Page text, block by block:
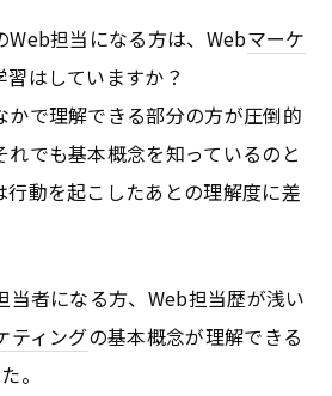
Web担当になる方は、Webマーケ
習はしていますか？
で理解できる部分の方が圧倒的
でも基本概念を知っているのと
動を起こしたあとの理解度に差
当者になる方、Web担当歴が浅い
ティングの基本概念が理解できる
。